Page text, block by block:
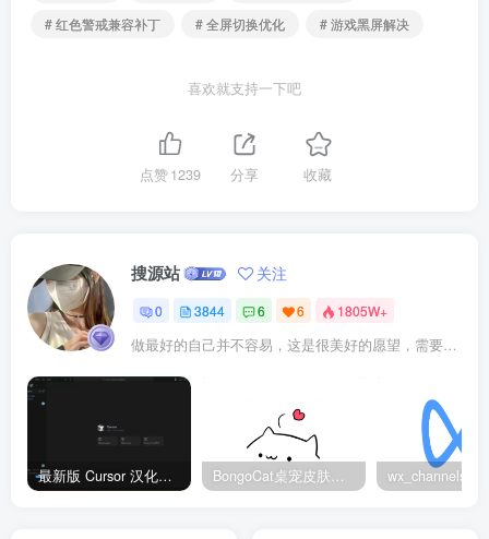
# 红色警戒兼容补丁
# 全屏切换优化 # 游戏黑屏解决
喜欢就支持一下吧
点赞1239 分享 收藏
搜源站 关注
0 3844 6 6 1805W+
做最好的自己并不容易，这是很美好的愿望，需要耐心、坚持和毅力
最新版 Cursor 汉化设置中文教程（两种简单方法，附中文语言包下载） BongoCat桌宠皮肤包大全：20款主题皮肤免费下载